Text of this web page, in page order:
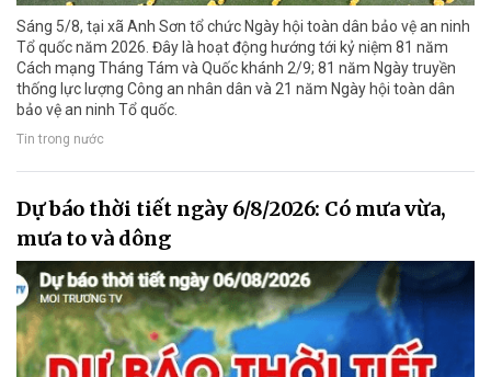
Sáng 5/8, tại xã Anh Sơn tổ chức Ngày hội toàn dân bảo vệ an ninh
Tổ quốc năm 2026. Đây là hoạt động hướng tới kỷ niệm 81 năm
Cách mạng Tháng Tám và Quốc khánh 2/9; 81 năm Ngày truyền
thống lực lượng Công an nhân dân và 21 năm Ngày hội toàn dân
bảo vệ an ninh Tổ quốc.
Tin trong nước
Dự báo thời tiết ngày 6/8/2026: Có mưa vừa,
mưa to và dông